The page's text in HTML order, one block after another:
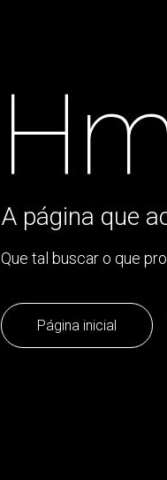
A página que
Que tal buscar o que
Página inicial